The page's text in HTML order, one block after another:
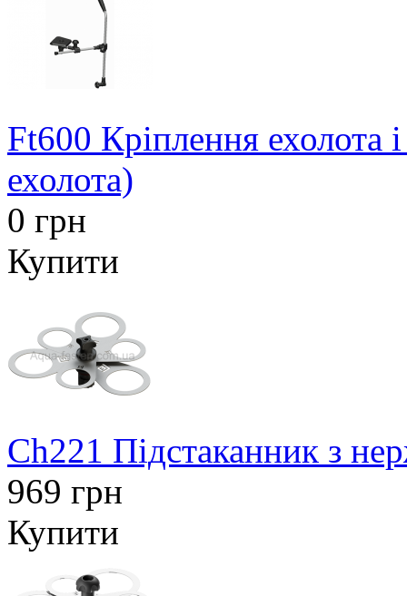
Ft600 Кріплення ехолота
ехолота)
0 грн
Купити
Ch221 Підстаканник з
969 грн
Купити